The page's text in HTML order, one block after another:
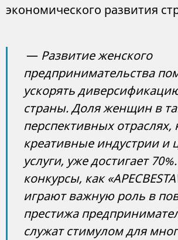
экономического развития
— Развитие женского
предпринимательства
ускорять
страны. Доля женщин в
перспективных отраслях,
креативные индустрии и
услуги, уже достигает
конкурсы, как
играют важную роль в
престижа
служат стимулом для